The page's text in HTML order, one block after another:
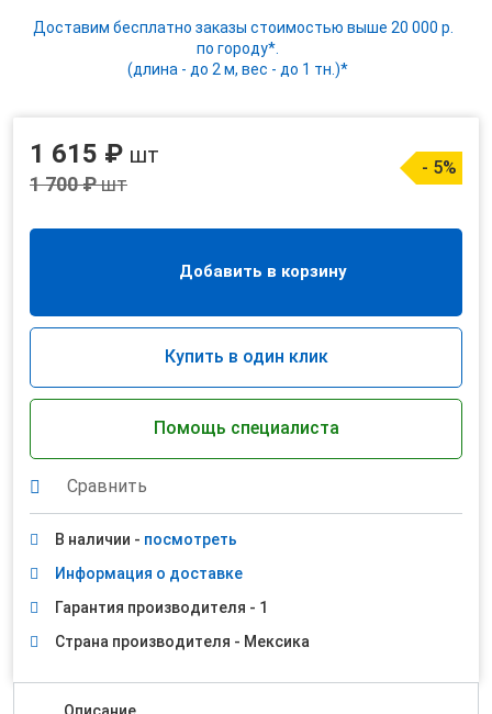
Доставим бесплатно заказы стоимостью выше 20 000 р.
по городу*.
(длина - до 2 м, вес - до 1 тн.)*
1 615 ₽ шт
1 700 ₽шт
- 5%
Добавить в корзину
Купить в один клик
Помощь специалиста
Сравнить
В наличии - посмотреть
Информация о доставке
Гарантия производителя - 1
Страна производителя - Мексика